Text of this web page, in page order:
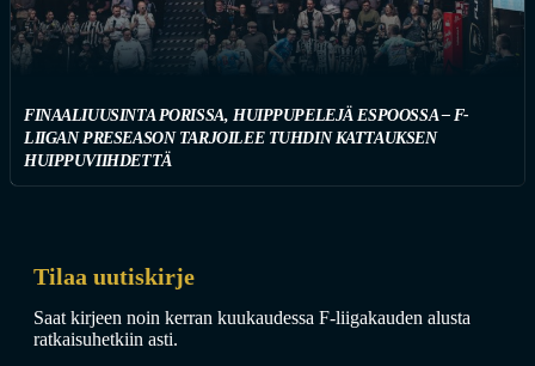
FINAALIUUSINTA PORISSA, HUIPPUPELEJÄ ESPOOSSA – F-
LIIGAN PRESEASON TARJOILEE TUHDIN KATTAUKSEN
HUIPPUVIIHDETTÄ
Tilaa uutiskirje
Saat kirjeen noin kerran kuukaudessa F-liigakauden alusta
ratkaisuhetkiin asti.